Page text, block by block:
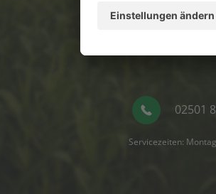
Du hast Fragen
Dann
02501
Servicezeiten: